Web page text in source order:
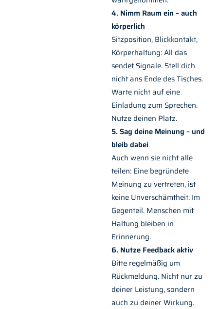
4. Nimm Raum ein – auch
körperlich
Sitzposition, Blickkontakt,
Körperhaltung: All das
sendet Signale. Stell dich
nicht ans Ende des Tisches.
Warte nicht auf eine
Einladung zum Sprechen.
Nutze deinen Platz.
5. Sag deine Meinung – und
bleib dabei
Auch wenn sie nicht alle
teilen: Eine begründete
Meinung zu vertreten, ist
keine Unverschämtheit. Im
Gegenteil. Menschen mit
Haltung bleiben in
Erinnerung.
6. Nutze Feedback aktiv
Bitte regelmäßig um
Rückmeldung. Nicht nur zu
deiner Leistung, sondern
auch zu deiner Wirkung.